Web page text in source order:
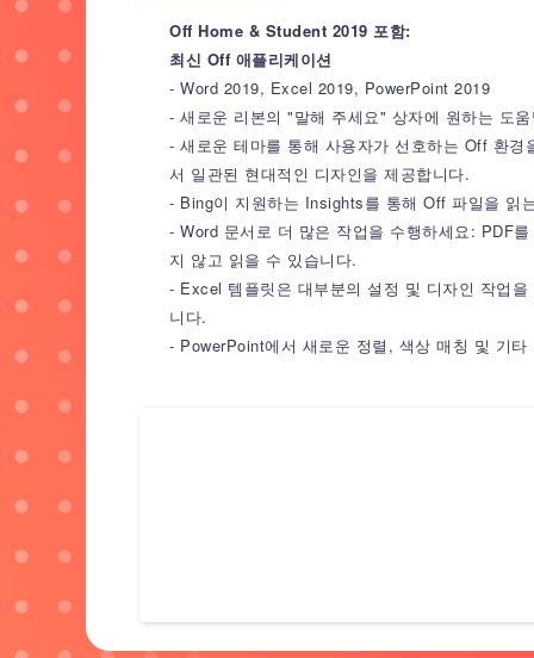
Off Home & Student 2019 포함:
최신 Off 애플리케이션
- Word 2019, Excel 2019, PowerPoint 2019
- 새로운 리본의 "말해 주세요" 상자에 원하는 도
- 새로운 테마를 통해 사용자가 선호하는 Off 환
서 일관된 현대적인 디자인을 제공합니다.
- Bing이 지원하는 Insights를 통해 Off 파일을 읽
- Word 문서로 더 많은 작업을 수행하세요: PDF
지 않고 읽을 수 있습니다.
- Excel 템플릿은 대부분의 설정 및 디자인 작업
니다.
- PowerPoint에서 새로운 정렬, 색상 매칭 및 기